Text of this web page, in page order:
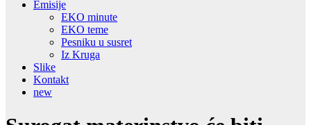
Emisije
EKO minute
EKO teme
Pesniku u susret
Iz Kruga
Slike
Kontakt
new